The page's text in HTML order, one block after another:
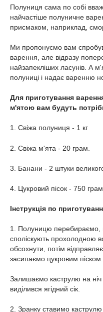
Полуниця сама по собі
найчастіше полуничне
присмаком, наприклад,
Ми пропонуємо вам
варення, але відразу
найзапекліших ласунів. А
полуниці і надає варенню
Для приготування
м'ятою вам будуть
1. Свіжа полуниця - 1 кг
2. Свіжа м'ята - 20 грам.
3. Банани - 2 штуки
4. Цукровий пісок - 750 грам.
Інструкція по
1. Полуницю перебираємо,
споліскують прохолодною
обсохнути, потім
засипаємо цукровим піском.
Залишаємо каструлю на
виділився ягідний сік.
2. Зранку ставимо